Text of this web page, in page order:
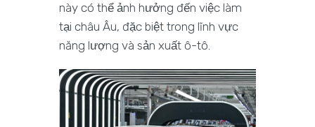
này có thể ảnh hưởng đến việc làm
tại châu Âu, đặc biệt trong lĩnh vực
năng lượng và sản xuất ô-tô.